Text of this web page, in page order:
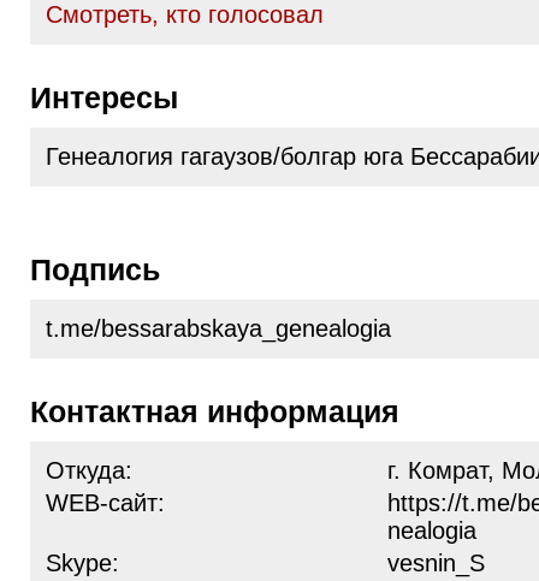
Cмотреть, кто голосовал
Интересы
Генеалогия гагаузов/болгар юга
Подпись
t.me/bessarabskaya_genealogia
Контактная информация
Откуда:
г. Комрат,
WEB-сайт:
https://t.me/
nealogia
Skype:
vesnin_S